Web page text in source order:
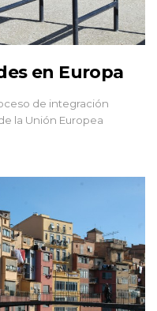
en Europa
de integración
la Unión Europea